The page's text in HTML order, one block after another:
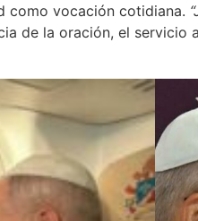
como vocación cotidiana.
de la oración, el servicio